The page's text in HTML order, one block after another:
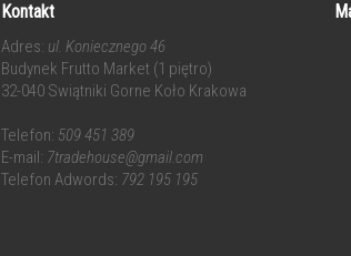
Kontakt
Adres: ul. Koniecznego 46
Budynek Frutto Market (1 piętro)
32-040 Swiątniki Gorne Koło Krakowa
Telefon: 509 451 389
E-mail: 7tradehouse@gmail.com
Telefon Adwords: 792 195 195